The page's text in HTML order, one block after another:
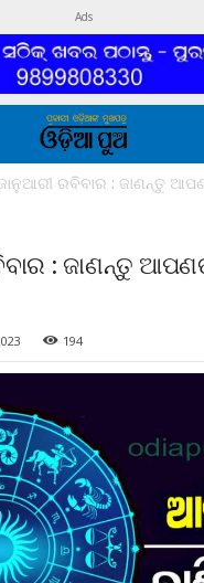
Ads
ରବିବାର : ଜାଣନ୍ତୁ
: ଜାଣନ୍ତୁ
194